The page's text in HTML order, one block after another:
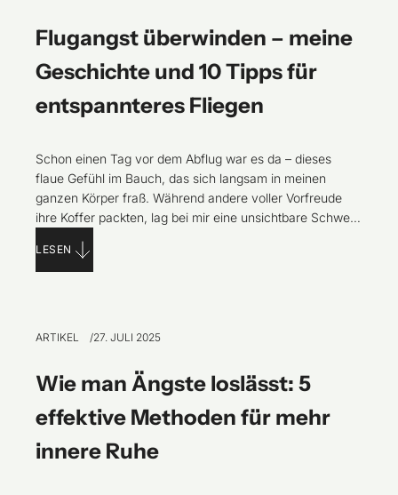
Flugangst überwinden – meine
Geschichte und 10 Tipps für
entspannteres Fliegen
Schon einen Tag vor dem Abflug war es da – dieses
flaue Gefühl im Bauch, das sich langsam in meinen
ganzen Körper fraß. Während andere voller Vorfreude
ihre Koffer packten, lag bei mir eine unsichtbare Schwere
nur Sonne, Meer und Abenteuer, sondern auch:
Flugangst. Die Nacht
LESEN
ARTIKEL 27. JULI 2025
Wie man Ängste loslässt: 5
effektive Methoden für mehr
innere Ruhe